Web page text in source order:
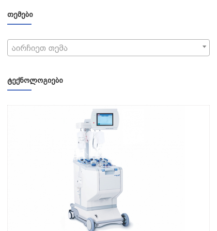
ᲗᲔᲛᲔᲑᲘ
აირჩიეთ თემა
ᲢᲔᲥᲜᲝᲚᲝᲒᲘᲔᲑᲘ